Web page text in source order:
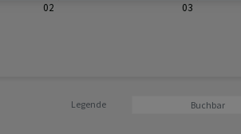
02 03
Legende Buchbar